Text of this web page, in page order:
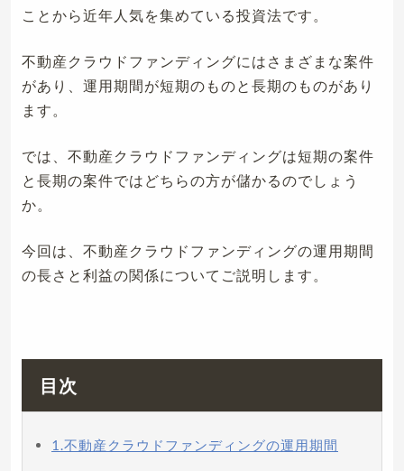
ことから近年人気を集めている投資法です。
不動産クラウドファンディングにはさまざまな案件
があり、運用期間が短期のものと長期のものがあり
ます。
では、不動産クラウドファンディングは短期の案件
と長期の案件ではどちらの方が儲かるのでしょう
か。
今回は、不動産クラウドファンディングの運用期間
の長さと利益の関係についてご説明します。
目次
1.不動産クラウドファンディングの運用期間